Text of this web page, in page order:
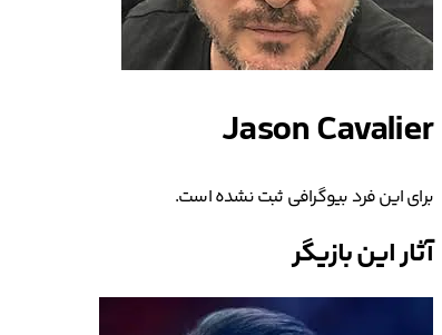
Jason Cavalier
برای این فرد بیوگرافی ثبت نشده است.
آثار این بازیگر